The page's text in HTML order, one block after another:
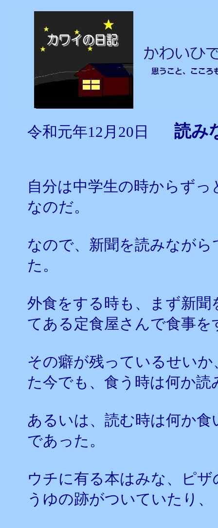
令和元年12月20日 読み
自分は中学生の時からず
なのだ。
なので、新聞を読みなが
た。
外食をする時も、まず新
てある定食屋さんで食事
その癖が残っているせい
た今でも、食う時は何か読
あるいは、読む時は何か
であった。
ウチに有る本はみな、ピ
うゆの跡がついていたり、